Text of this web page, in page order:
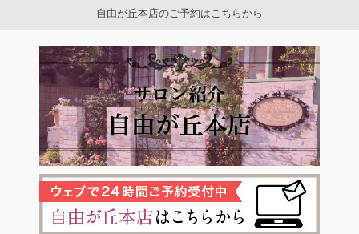
自由が丘本店のご予約はこちらから